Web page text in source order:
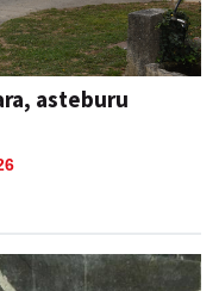
asteburu